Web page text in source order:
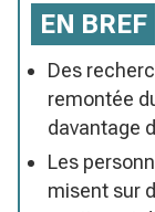
EN BREF
Des
remontée
davantage
Les
misent sur